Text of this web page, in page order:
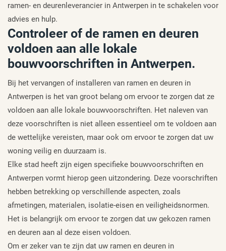
ramen- en deurenleverancier in Antwerpen in te schakelen voor
advies en hulp.
Controleer of de ramen en deuren
voldoen aan alle lokale
bouwvoorschriften in Antwerpen.
Bij het vervangen of installeren van ramen en deuren in
Antwerpen is het van groot belang om ervoor te zorgen dat ze
voldoen aan alle lokale bouwvoorschriften. Het naleven van
deze voorschriften is niet alleen essentieel om te voldoen aan
de wettelijke vereisten, maar ook om ervoor te zorgen dat uw
woning veilig en duurzaam is.
Elke stad heeft zijn eigen specifieke bouwvoorschriften en
Antwerpen vormt hierop geen uitzondering. Deze voorschriften
hebben betrekking op verschillende aspecten, zoals
afmetingen, materialen, isolatie-eisen en veiligheidsnormen.
Het is belangrijk om ervoor te zorgen dat uw gekozen ramen
en deuren aan al deze eisen voldoen.
Om er zeker van te zijn dat uw ramen en deuren in